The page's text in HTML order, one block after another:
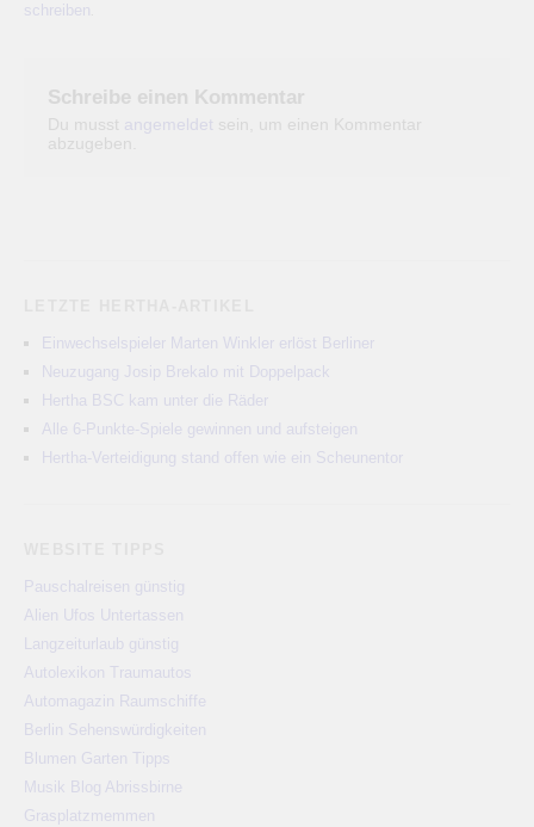
schreiben
Schreibe einen Kommentar
Du musst angemeldet sein, um einen Kommentar
abzugeben.
Einwechselspieler Marten Winkler erlöst Berliner
Neuzugang Josip Brekalo mit Doppelpack
Hertha BSC kam unter die Räder
Alle 6-Punkte-Spiele gewinnen und aufsteigen
Hertha-Verteidigung stand offen wie ein Scheunentor
Pauschalreisen günstig
Alien Ufos Untertassen
Langzeiturlaub günstig
Autolexikon Traumautos
Automagazin Raumschiffe
Berlin Sehenswürdigkeiten
Blumen Garten Tipps
Musik Blog Abrissbirne
Grasplatzmemmen